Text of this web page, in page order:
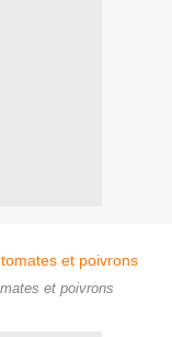
et poivrons